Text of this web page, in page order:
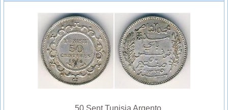
50 Sent Tunisia Argento